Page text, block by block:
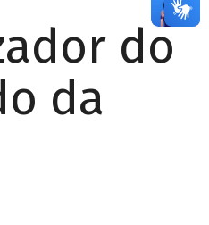
do
da